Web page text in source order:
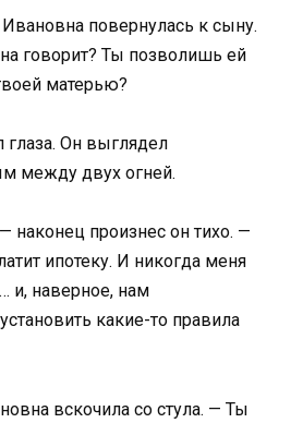
повернулась к сыну.
говорит? Ты позволишь ей
матерью?
Он выглядел
между двух огней.
наконец произнес он тихо. —
ипотеку. И никогда меня
и, наверное, нам
какие-то правила
вскочила со стула. — Ты